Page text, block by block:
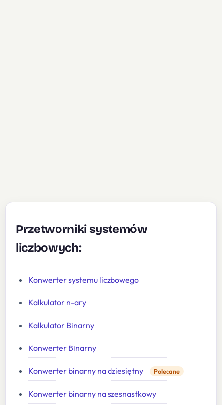
Przetworniki systemów
liczbowych:
Konwerter systemu liczbowego
Kalkulator n-ary
Kalkulator Binarny
Konwerter Binarny
Konwerter binarny na dziesiętny Polecane
Konwerter binarny na szesnastkowy